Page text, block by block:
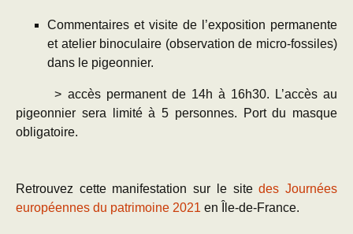
Commentaires et visite de l’exposition permanente
et atelier binoculaire (observation de micro-fossiles)
dans le pigeonnier.
> accès permanent de 14h à 16h30. L’accès au
pigeonnier sera limité à 5 personnes. Port du masque
obligatoire.
Retrouvez cette manifestation sur le sitedes Journées
européennes du patrimoine 2021 en Île-de-France.